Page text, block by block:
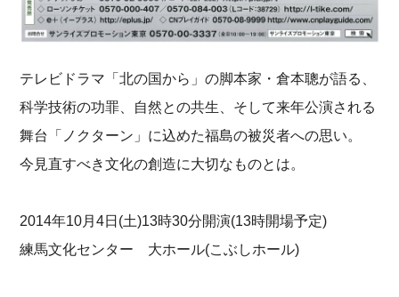
テレビドラマ「北の国から」の脚本家・倉本聰が語る、
科学技術の功罪、自然との共生、そして来年公演される
舞台「ノクターン」に込めた福島の被災者への思い。
今見直すべき文化の創造に大切なものとは。
2014年10月4日(土)13時30分開演(13時開場予定)
練馬文化センター 大ホール(こぶしホール)